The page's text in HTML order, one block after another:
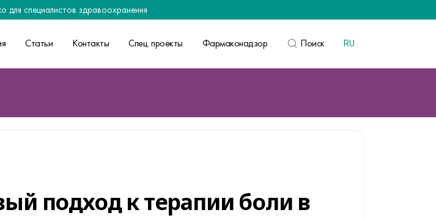
для специалистов здравоохранения
Статьи Контакты Спец. проекты Фармаконадзор Поиск RU
подход к терапии боли в